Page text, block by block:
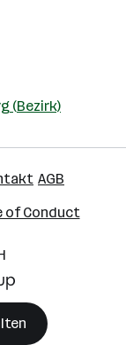
(Bezirk)
AGB
of Conduct